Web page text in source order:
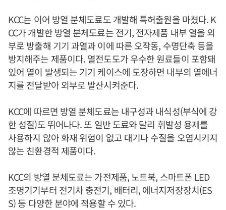
KCC는 이어 방열 분체도료도 개발해 특허출원을 마쳤다. K
CC가 개발한 방열 분체도료는 전기, 전자제품 내부 열을 외
부로 방출해 기기 과열과 이에 따른 오작동, 수명단축 등을
방지해주는 제품이다. 열전도도가 우수한 원료들이 포함돼
있어 열이 발생되는 기기 케이스에 도장하면 내부의 열에너
지를 전달받아 외부로 발산시켜준다.
KCC에 따르면 방열 분체도료는 내구성과 내식성(부식에 강
한 성질)도 뛰어나다. 또 일반 도료와 달리 휘발성 용제를
사용하지 않아 화재 위험이 없고 대기나 수질을 오염시키지
않는 친환경적 제품이다.
KCC의 방열 분체도료는 가전제품, 노트북, 스마트폰 LED
조명기기부터 전기차 충전기, 배터리, 에너지저장장치(ES
S) 등 다양한 분야에 적용할 수 있다.